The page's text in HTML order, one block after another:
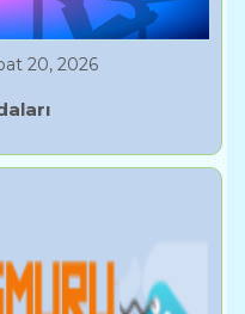
20, 2026